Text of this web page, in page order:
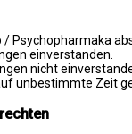
Psychopharmaka
einverstanden.
nicht
unbestimmte Zeit